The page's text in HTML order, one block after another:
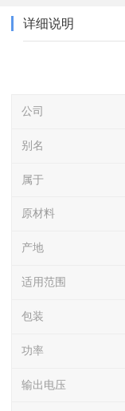
详细说明
公司
别名
属于
原材料
产地
适用范围
包装
功率
输出电压